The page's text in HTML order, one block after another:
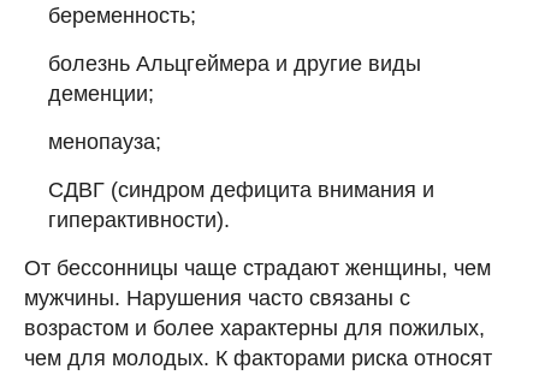
беременность;
болезнь Альцгеймера и другие виды
деменции;
менопауза;
СДВГ (синдром дефицита внимания и
гиперактивности).
От бессонницы чаще страдают женщины, чем
мужчины. Нарушения часто связаны с
возрастом и более характерны для пожилых,
чем для молодых. К факторами риска относят